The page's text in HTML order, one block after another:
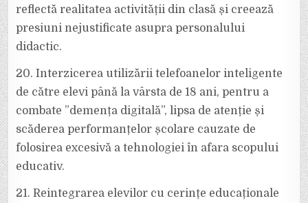
reflectă realitatea activității din clasă și creează
presiuni nejustificate asupra personalului
didactic.
20. Interzicerea utilizării telefoanelor inteligente
de către elevi până la vârsta de 18 ani, pentru a
combate ”demența digitală”, lipsa de atenție și
scăderea performanțelor școlare cauzate de
folosirea excesivă a tehnologiei în afara scopului
educativ.
21. Reintegrarea elevilor cu cerințe educaționale